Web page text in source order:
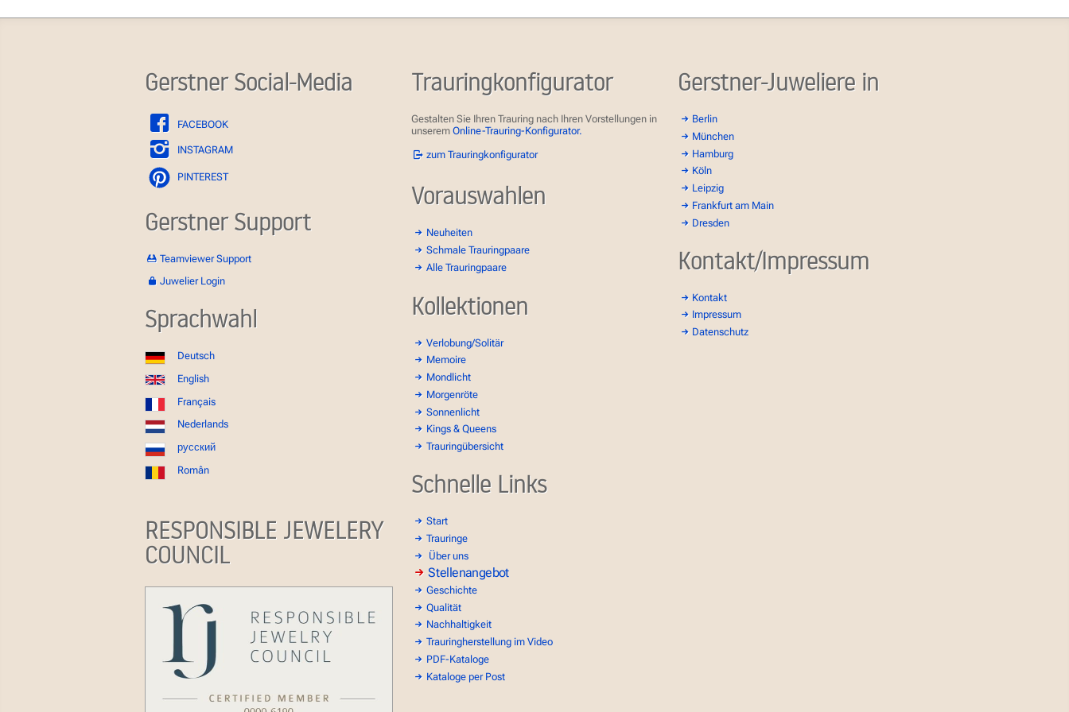
Gerstner Social-Media
FACEBOOK
INSTAGRAM
PINTEREST
Gerstner Support
Teamviewer Support
Juwelier Login
Sprachwahl
Deutsch
English
Français
Nederlands
русский
Român
RESPONSIBLE JEWELERY
COUNCIL
Trauringkonfigurator
Gestalten Sie Ihren Trauring nach Ihren Vorstellungen in
unserem Online-Trauring-Konfigurator.
zum Trauringkonfigurator
Vorauswahlen
Neuheiten
Schmale Trauringpaare
Alle Trauringpaare
Kollektionen
Verlobung/Solitär
Memoire
Mondlicht
Morgenröte
Sonnenlicht
Kings & Queens
Trauringübersicht
Schnelle Links
Start
Trauringe
Über uns
Stellenangebot
Geschichte
Qualität
Nachhaltigkeit
Trauringherstellung im Video
PDF-Kataloge
Kataloge per Post
Gerstner-Juweliere in
Berlin
München
Hamburg
Köln
Leipzig
Frankfurt am Main
Dresden
Kontakt/Impressum
Kontakt
Impressum
Datenschutz